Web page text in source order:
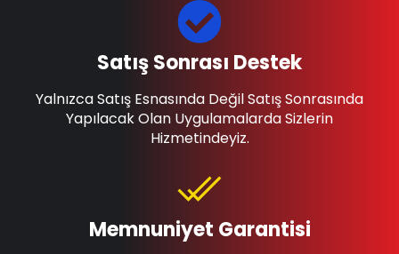
Memnuniyet Garantisi
Satış Sonrası Destek
Yalnızca Satış Esnasında Değil Satış Sonrasında
Yapılacak Olan Uygulamalarda Sizlerin
Hizmetindeyiz.